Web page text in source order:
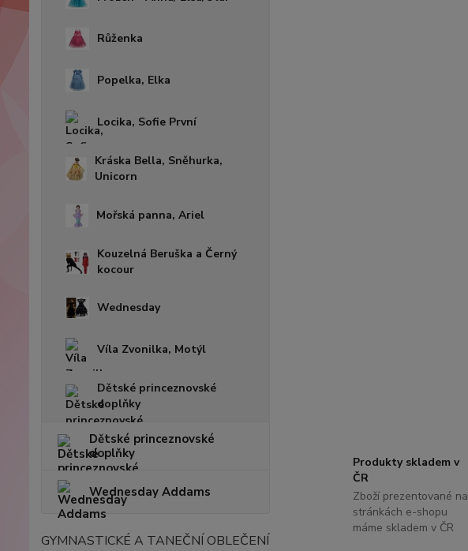
Růženka
Popelka, Elka
Locika, Sofie První
Kráska Bella, Sněhurka,
Unicorn
Mořská panna, Ariel
Kouzelná Beruška a Černý
kocour
Wednesday
Víla Zvonilka, Motýl
Dětské princeznovské
doplňky
Dětské princeznovské
doplňky
Wednesday Addams
GYMNASTICKÉ A TANEČNÍ OBLEČENÍ
Produkty skladem v
ČR
Zboží prezentované na
stránkách e-shopu
máme skladem v ČR